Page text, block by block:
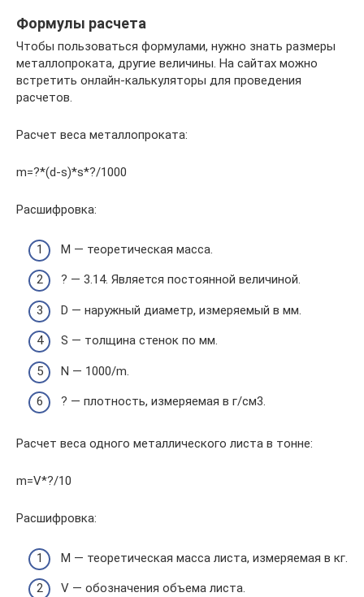
Формулы расчета
Чтобы пользоваться формулами, нужно знать размеры
металлопроката, другие величины. На сайтах можно
встретить онлайн-калькуляторы для проведения
расчетов.
Расчет веса металлопроката:
m=?*(d-s)*s*?/1000
Расшифровка:
M — теоретическая масса.
? — 3.14. Является постоянной величиной.
D — наружный диаметр, измеряемый в мм.
S — толщина стенок по мм.
N — 1000/m.
? — плотность, измеряемая в г/см3.
Расчет веса одного металлического листа в тонне:
m=V*?/10
Расшифровка:
M — теоретическая масса листа, измеряемая в кг.
V — обозначения объема листа.